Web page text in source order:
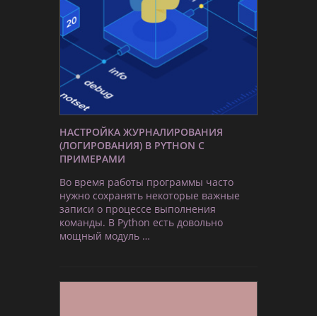
НАСТРОЙКА ЖУРНАЛИРОВАНИЯ
(ЛОГИРОВАНИЯ) В PYTHON С
ПРИМЕРАМИ
Во время работы программы часто
нужно сохранять некоторые важные
записи о процессе выполнения
команды. В Python есть довольно
мощный модуль …